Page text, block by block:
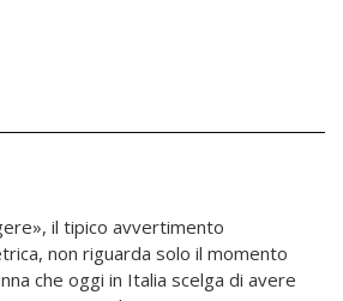
il tipico avvertimento
non riguarda solo il momento
che oggi in Italia scelga di avere